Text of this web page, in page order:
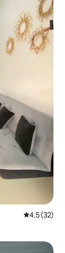
レビュー32
4.5 (32)